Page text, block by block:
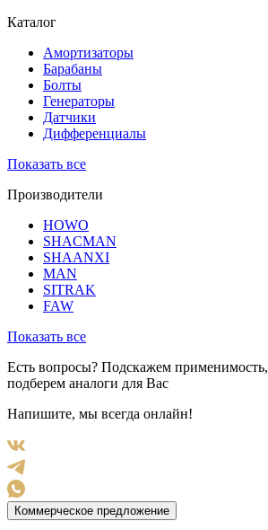
Каталог
Амортизаторы
Барабаны
Болты
Генераторы
Датчики
Дифференциалы
Показать все
Производители
HOWO
SHACMAN
SHAANXI
MAN
SITRAK
FAW
Показать все
Есть вопросы? Подскажем применимость,
подберем аналоги для Вас
Напишите, мы всегда онлайн!
Коммерческое предложение